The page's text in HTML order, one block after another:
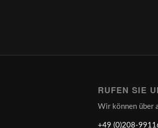
RUFEN SIE
Wir können über
+49 (0)208-